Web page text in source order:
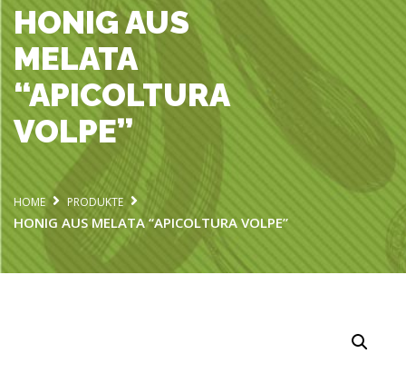
KOOPERATIVE
HONIG AUS
MELATA
“APICOLTURA
VOLPE”
HOME PRODUKTE
HONIG AUS MELATA “APICOLTURA VOLPE”